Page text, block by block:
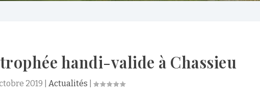
handi-valide à Chassieu
2019 Actualités